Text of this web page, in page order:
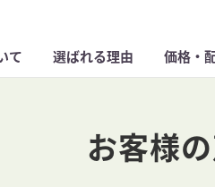
て 選ばれる理由 価格・
お客様